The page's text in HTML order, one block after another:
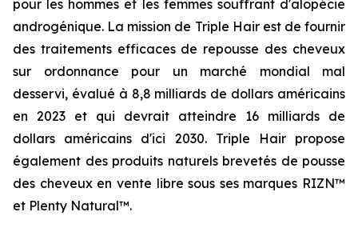
pour les hommes et les femmes souffrant d'alopécie
androgénique. La mission de Triple Hair est de fournir
des traitements efficaces de repousse des cheveux
sur ordonnance pour un marché mondial mal
desservi, évalué à 8,8 milliards de dollars américains
en 2023 et qui devrait atteindre 16 milliards de
dollars américains d'ici 2030. Triple Hair propose
également des produits naturels brevetés de pousse
des cheveux en vente libre sous ses marques RIZN™
et Plenty Natural™.